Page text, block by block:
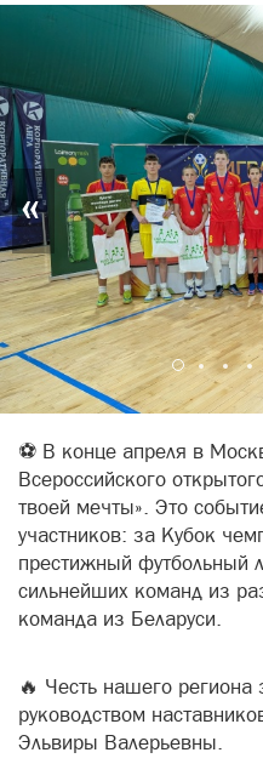
«
⚽ В конце апреля в
Всероссийского
твоей мечты». Это
участников: за Кубок
престижный футбольный
сильнейших команд из
команда из Беларуси.
🔥 Честь нашего
руководством
Эльвиры Валерьевны.